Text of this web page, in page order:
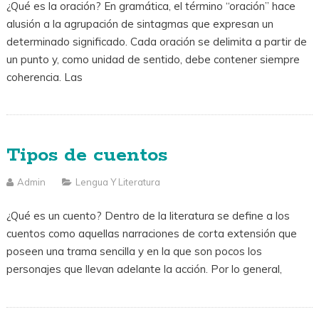
¿Qué es la oración? En gramática, el término “oración” hace
alusión a la agrupación de sintagmas que expresan un
determinado significado. Cada oración se delimita a partir de
un punto y, como unidad de sentido, debe contener siempre
coherencia. Las
Tipos de cuentos
Admin Lengua Y Literatura
¿Qué es un cuento? Dentro de la literatura se define a los
cuentos como aquellas narraciones de corta extensión que
poseen una trama sencilla y en la que son pocos los
personajes que llevan adelante la acción. Por lo general,